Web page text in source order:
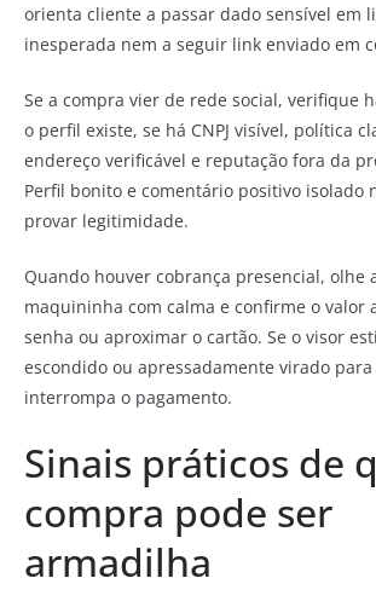
orienta cliente a passar dado sensível em
inesperada nem a seguir link enviado em
Se a compra vier de rede social, verifique
o perfil existe, se há CNPJ visível, política
endereço verificável e reputação fora da
Perfil bonito e comentário positivo isolado
provar legitimidade.
Quando houver cobrança presencial, olhe
maquininha com calma e confirme o valor
senha ou aproximar o cartão. Se o visor
escondido ou apressadamente virado
interrompa o pagamento.
Sinais práticos de
compra pode ser
armadilha